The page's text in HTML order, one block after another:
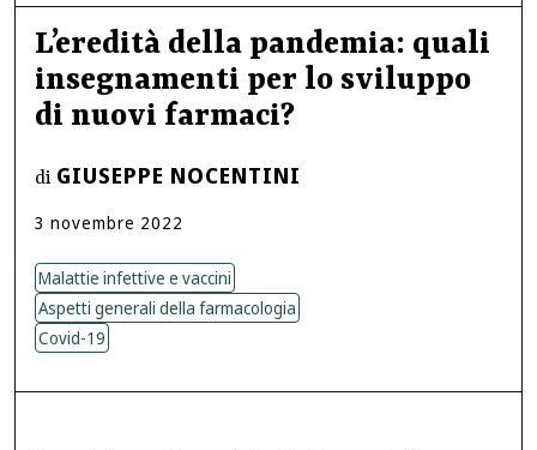
L’eredità della pandemia: quali
insegnamenti per lo sviluppo
di nuovi farmaci?
di GIUSEPPE NOCENTINI
3 novembre 2022
Malattie infettive e vaccini
Aspetti generali della farmacologia
Covid-19